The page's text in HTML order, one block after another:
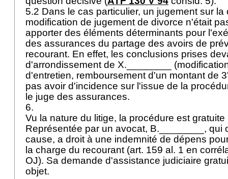
5.2 Dans le cas particulier, un jugement sur la
modification de jugement de divorce n'était
apporter des éléments déterminants pour
des assurances du partage des avoirs de
recourant. En effet, les conclusions prises
d'arrondissement de X.________
d'entretien, remboursement d'un montant de
pas avoir d'incidence sur l'issue de la
le juge des assurances.
6.
Vu la nature du litige, la procédure est gratuite
Représentée par un avocat, B.________, qui
cause, a droit à une indemnité de dépens
la charge du recourant (art. 159 al. 1 en
OJ). Sa demande d'assistance judiciaire
objet.